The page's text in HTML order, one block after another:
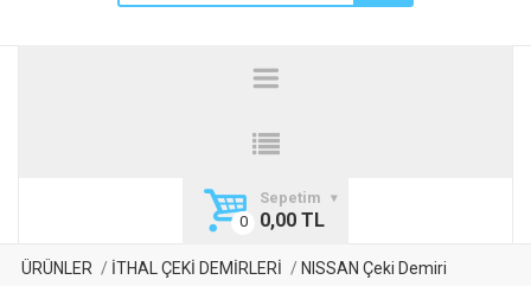
Sepetim
0,00 TL
ÜRÜNLER İTHAL ÇEKİ DEMİRLERİ NISSAN Çeki Demiri